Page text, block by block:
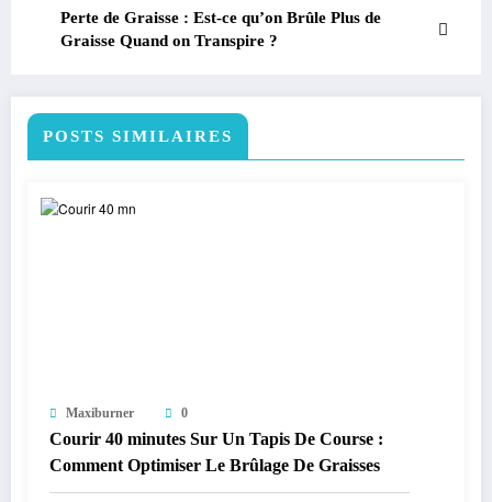
Perte de Graisse : Est-ce qu’on Brûle Plus de
Graisse Quand on Transpire ?
POSTS SIMILAIRES
Maxiburner 0
Courir 40 minutes Sur Un Tapis De Course :
Comment Optimiser Le Brûlage De Graisses